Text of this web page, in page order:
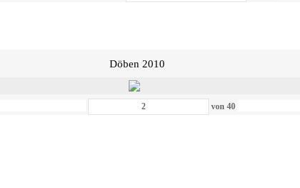
Döben 2010
von40